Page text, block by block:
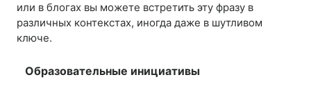
или в блогах вы можете встретить эту фразу в
различных контекстах, иногда даже в шутливом
ключе.
Образовательные инициативы